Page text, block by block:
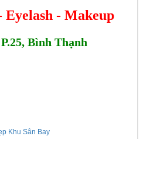
- Makeup
Bình Thạnh
Khu Sân Bay